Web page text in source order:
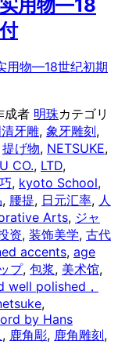
用物—18
用物—18世纪初期
成者 明珠カテゴリ
牙雕, 象牙雕刻,
提げ物, NETSUKE,
CO., LTD,
, kyoto School,
, 腰提, 日元汇率, 人
Arts, ジャ
资, 装饰美学, 古代
accents, age
プ, 包浆, 美术馆,
well polished，
,
by Hans
, 鹿角彫, 鹿角雕刻,